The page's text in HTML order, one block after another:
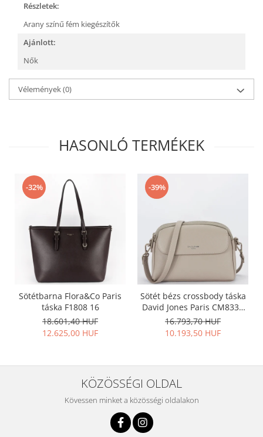
Részletek:
Arany színű fém kiegészítők
Ajánlott:
Nők
Vélemények(0)
HASONLÓ TERMÉKEK
-32%
Sötétbarna Flora&Co Paris
táska F1808 16
18.601,40 HUF
12.625,00 HUF
-39%
Sötét bézs crossbody táska
David Jones Paris CM8330
15
16.793,70 HUF
10.193,50 HUF
KÖZÖSSÉGI OLDAL
Kövessen minket a közösségi oldalakon